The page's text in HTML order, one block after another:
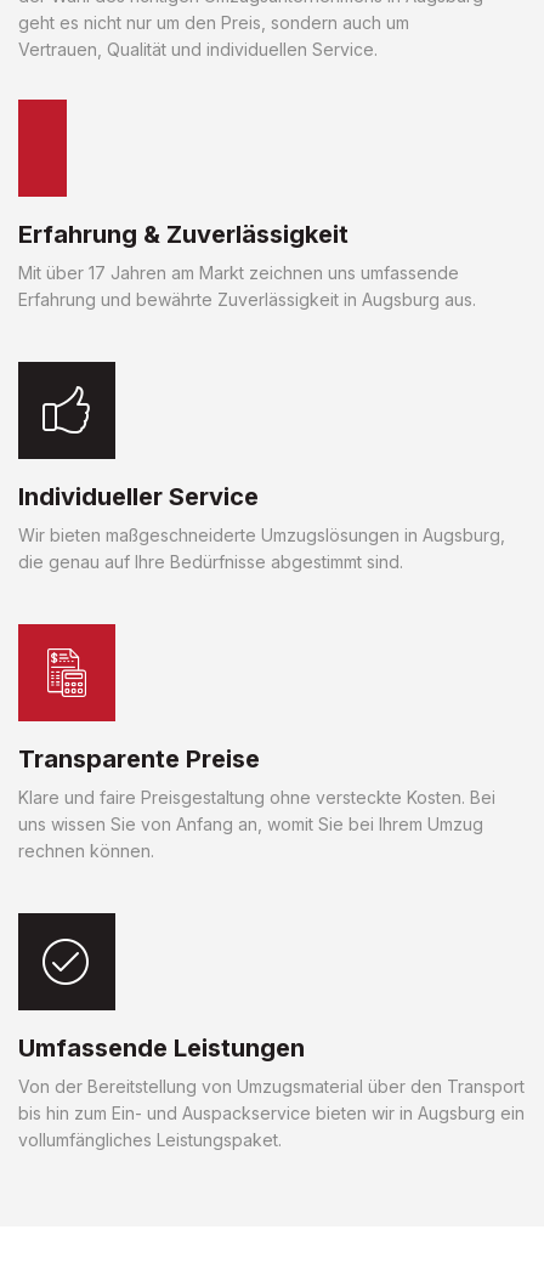
geht es nicht nur um den Preis, sondern auch um
Vertrauen, Qualität und individuellen Service.
Erfahrung & Zuverlässigkeit
Mit über 17 Jahren am Markt zeichnen uns umfassende
Erfahrung und bewährte Zuverlässigkeit in Augsburg aus.
Individueller Service
Wir bieten maßgeschneiderte Umzugslösungen in Augsburg,
die genau auf Ihre Bedürfnisse abgestimmt sind.
Transparente Preise
Klare und faire Preisgestaltung ohne versteckte Kosten. Bei
uns wissen Sie von Anfang an, womit Sie bei Ihrem Umzug
rechnen können.
Umfassende Leistungen
Von der Bereitstellung von Umzugsmaterial über den Transport
bis hin zum Ein- und Auspackservice bieten wir in Augsburg ein
vollumfängliches Leistungspaket.